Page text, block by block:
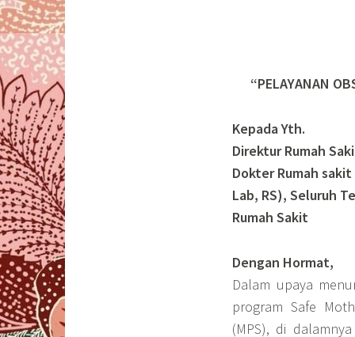
“PELAYANAN
Kepada Yth.
Direktur Rumah
Dokter Rumah
Lab, RS), Seluruh
Rumah Sakit
Dengan Hormat,
Dalam upaya
program Safe
(MPS), di